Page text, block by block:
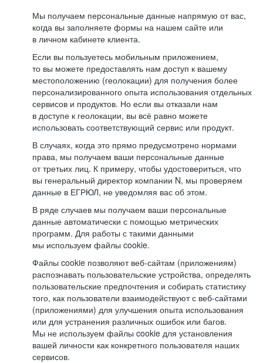
Мы получаем персональные данные напрямую от вас,
когда вы заполняете формы на нашем сайте или
в личном кабинете клиента.
Если вы пользуетесь мобильным приложением,
то вы можете предоставлять нам доступ к вашему
местоположению (геолокации) для получения более
персонализированного опыта использования отдельных
сервисов и продуктов. Но если вы отказали нам
в доступе к геолокации, вы всё равно можете
использовать соответствующий сервис или продукт.
В случаях, когда это прямо предусмотрено нормами
права, мы получаем ваши персональные данные
от третьих лиц. К примеру, чтобы удостовериться, что
вы генеральный директор компании N, мы проверяем
данные в ЕГРЮЛ, не уведомляя вас об этом.
В ряде случаев мы получаем ваши персональные
данные автоматически с помощью метрических
программ. Для работы с такими данными
мы используем файлы cookie.
Файлы cookie позволяют веб-сайтам (приложениям)
распознавать пользовательские устройства, определять
пользовательские предпочтения и собирать статистику
того, как пользователи взаимодействуют с веб-сайтами
(приложениями) для улучшения опыта использования
или для устранения различных ошибок или багов.
Мы не используем файлы cookie для установления
вашей личности как конкретного пользователя наших
сервисов.